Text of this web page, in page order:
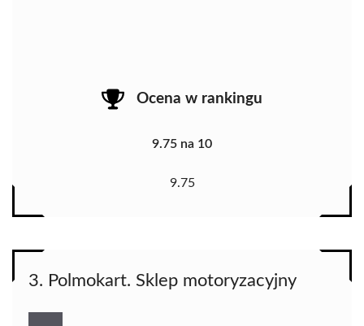
Ocena w rankingu
9.75 na 10
9.75
3. Polmokart. Sklep motoryzacyjny